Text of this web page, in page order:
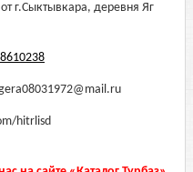
г.Сыктывкара, деревня Яг
hitrlisd